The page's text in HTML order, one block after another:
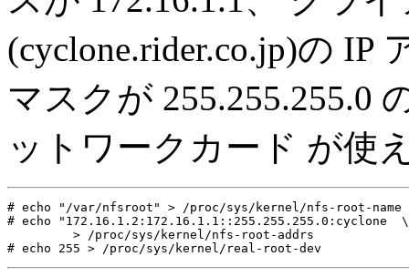
(cyclone.rider.co.jp)の IP
マスクが 255.255.255.0
ットワークカード が使
# echo "/var/nfsroot" > /proc/sys/kernel/nfs-root-name
# echo "172.16.1.2:172.16.1.1::255.255.255.0:cyclone  \
         > /proc/sys/kernel/nfs-root-addrs